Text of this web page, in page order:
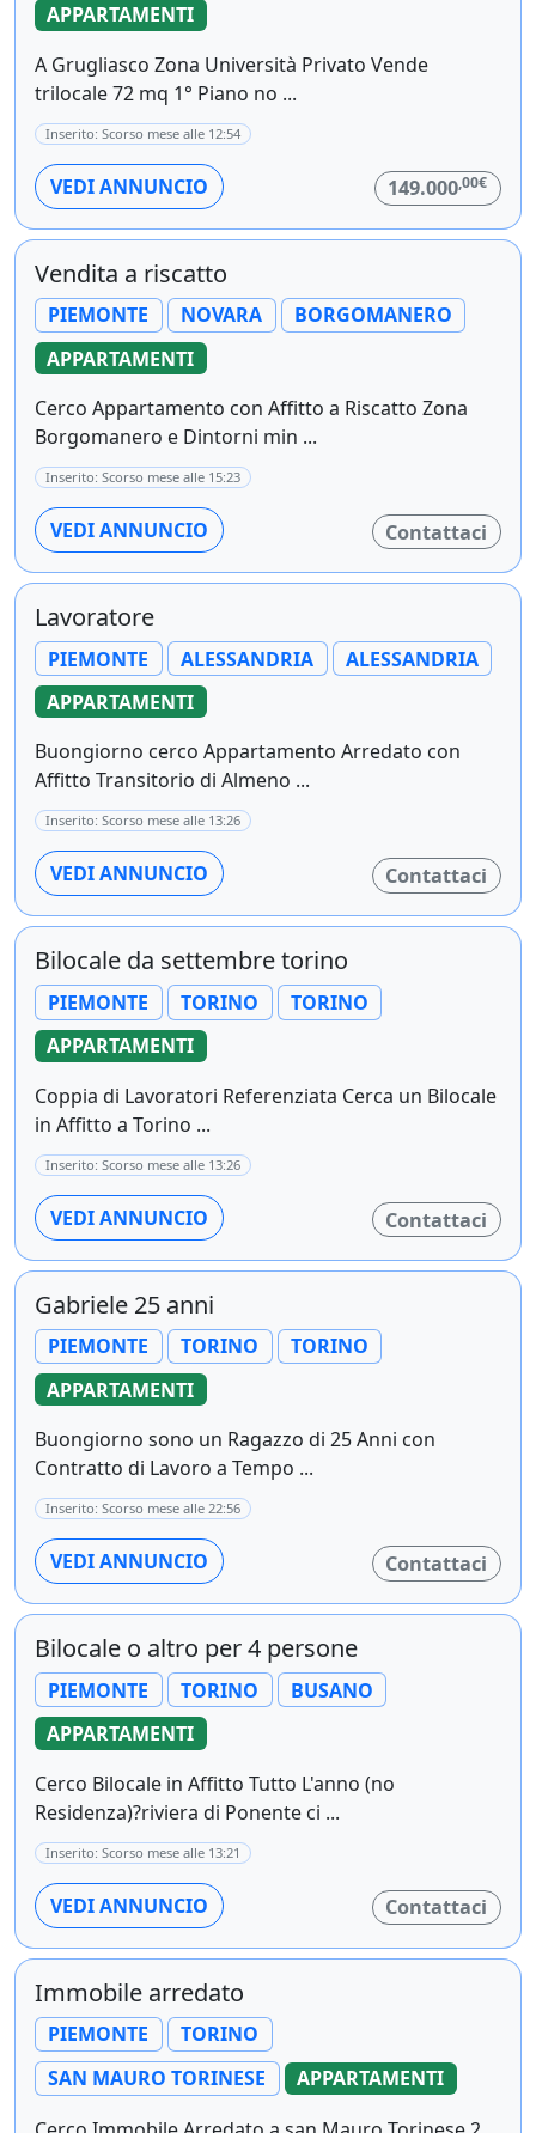
APPARTAMENTI
A Grugliasco Zona Università Privato Vende
trilocale 72 mq 1° Piano no ...
Inserito: Scorso mese alle 12:54
VEDI ANNUNCIO 149.000,00€
Vendita a riscatto
PIEMONTE NOVARA
BORGOMANERO
APPARTAMENTI
Cerco Appartamento con Affitto a Riscatto Zona
Borgomanero e Dintorni min ...
Inserito: Scorso mese alle 15:23
VEDI ANNUNCIO Contattaci
Lavoratore
PIEMONTE ALESSANDRIA
ALESSANDRIA
APPARTAMENTI
Buongiorno cerco Appartamento Arredato con
Affitto Transitorio di Almeno ...
Inserito: Scorso mese alle 13:26
VEDI ANNUNCIO Contattaci
Bilocale da settembre torino
PIEMONTE TORINO
TORINO
APPARTAMENTI
Coppia di Lavoratori Referenziata Cerca un Bilocale
in Affitto a Torino ...
Inserito: Scorso mese alle 13:26
VEDI ANNUNCIO Contattaci
Gabriele 25 anni
PIEMONTE TORINO
TORINO
APPARTAMENTI
Buongiorno sono un Ragazzo di 25 Anni con
Contratto di Lavoro a Tempo ...
Inserito: Scorso mese alle 22:56
VEDI ANNUNCIO Contattaci
Bilocale o altro per 4 persone
PIEMONTE TORINO
BUSANO
APPARTAMENTI
Cerco Bilocale in Affitto Tutto L'anno (no
Residenza)?riviera di Ponente ci ...
Inserito: Scorso mese alle 13:21
VEDI ANNUNCIO Contattaci
Immobile arredato
PIEMONTE
TORINO
SAN MAURO TORINESE
APPARTAMENTI